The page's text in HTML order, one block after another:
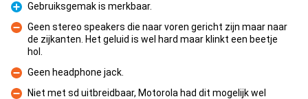
Pluspunt
Gebruiksgemak is merkbaar.
Minpunt
Geen stereo speakers die naar voren gericht zijn maar naar
de zijkanten. Het geluid is wel hard maar klinkt een beetje
hol.
Minpunt
Geen headphone jack.
Niet met sd uitbreidbaar, Motorola had dit mogelijk wel